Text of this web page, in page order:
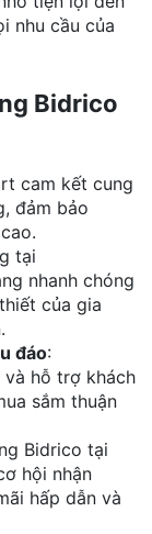
nhu cầu của
Bidrico
cam kết cung
đảm bảo
tại
nhanh chóng
của gia
đáo:
hỗ trợ khách
sắm thuận
Bidrico tại
hội nhận
hấp dẫn và